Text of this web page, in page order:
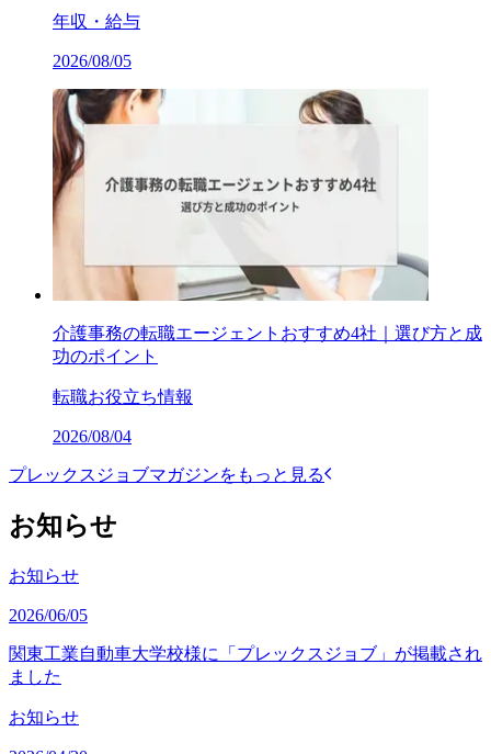
年収・給与
2026/08/05
介護事務の転職エージェントおすすめ4社｜選び方と成
功のポイント
転職お役立ち情報
2026/08/04
プレックスジョブマガジンをもっと見る
お知らせ
お知らせ
2026/06/05
関東工業自動車大学校様に「プレックスジョブ」が掲載され
ました
お知らせ